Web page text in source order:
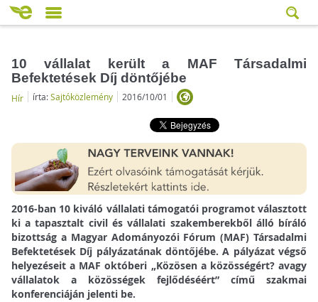
10 vállalat került a MAF Társadalmi
Befektetések Díj döntőjébe
Hír írta:Sajtóközlemény 2016/10/01
2016-ban 10 kiváló vállalati támogatói programot választott
ki a tapasztalt civil és vállalati szakemberekből álló bíráló
bizottság a Magyar Adományozói Fórum (MAF) Társadalmi
Befektetések Díj pályázatának döntőjébe. A pályázat végső
helyezéseit a MAF októberi „Közösen a közösségért? avagy
vállalatok a közösségek fejlődéséért” című szakmai
konferenciáján jelenti be.